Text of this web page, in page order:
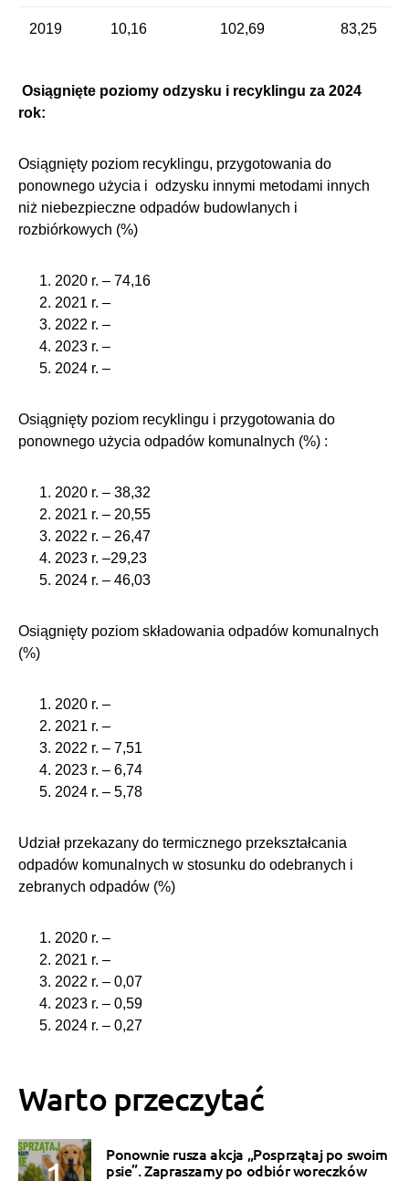
2019 10,16 102,69 83,25
Osiągnięte poziomy odzysku i recyklingu za 2024
rok:
Osiągnięty poziom recyklingu, przygotowania do
ponownego użycia i odzysku innymi metodami innych
niż niebezpieczne odpadów budowlanych i
rozbiórkowych (%)
2020 r. – 74,16
2021 r. –
2022 r. –
2023 r. –
2024 r. –
Osiągnięty poziom recyklingu i przygotowania do
ponownego użycia odpadów komunalnych (%) :
2020 r. – 38,32
2021 r. – 20,55
2022 r. – 26,47
2023 r. –29,23
2024 r. – 46,03
Osiągnięty poziom składowania odpadów komunalnych
(%)
2020 r. –
2021 r. –
2022 r. – 7,51
2023 r. – 6,74
2024 r. – 5,78
Udział przekazany do termicznego przekształcania
odpadów komunalnych w stosunku do odebranych i
zebranych odpadów (%)
2020 r. –
2021 r. –
2022 r. – 0,07
2023 r. – 0,59
2024 r. – 0,27
Warto przeczytać
Ponownie rusza akcja „Posprzątaj po swoim
psie”. Zapraszamy po odbiór woreczków